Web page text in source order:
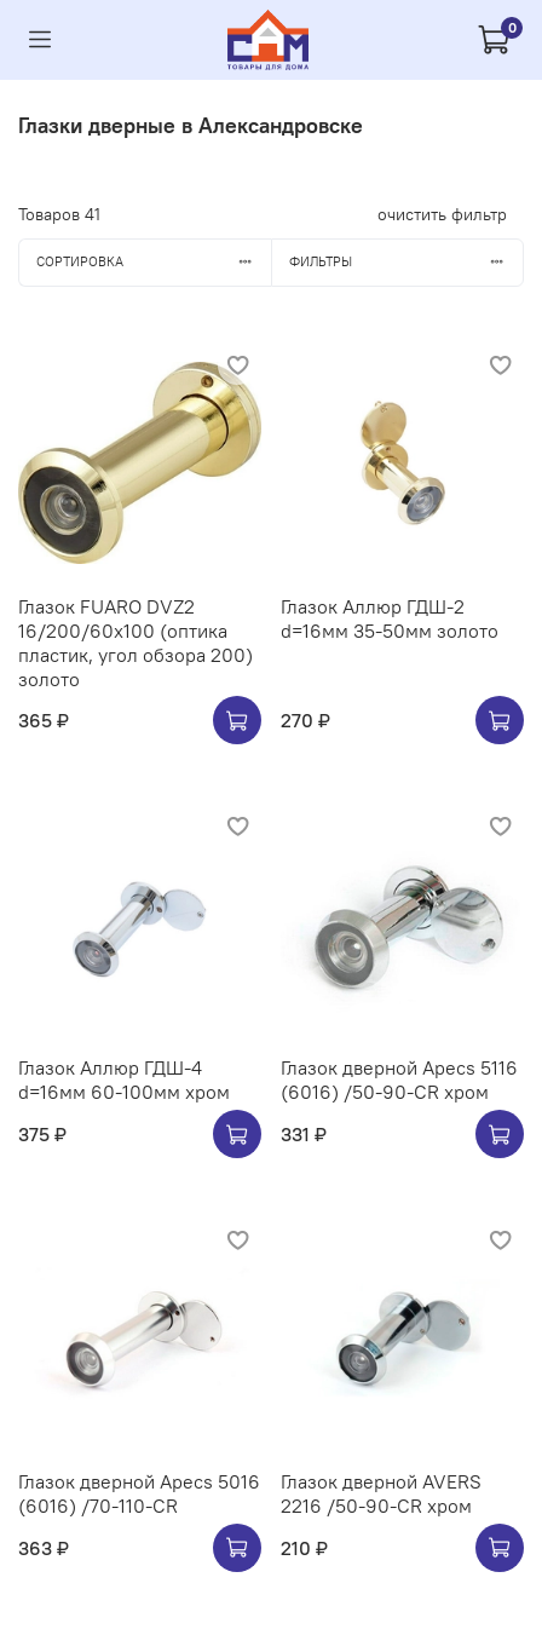
0
Глазки дверные в Александровске
Товаров 41 очистить фильтр
СОРТИРОВКА ФИЛЬТРЫ
Глазок FUARO DVZ2
16/200/60x100 (оптика
пластик, угол обзора 200)
золото
365 ₽
Глазок Аллюр ГДШ-2
d=16мм 35-50мм золото
270 ₽
Глазок Аллюр ГДШ-4
d=16мм 60-100мм хром
375 ₽
Глазок дверной Apecs 5116
(6016) /50-90-CR хром
331 ₽
Глазок дверной Apecs 5016
(6016) /70-110-CR
363 ₽
Глазок дверной AVERS
2216 /50-90-CR хром
210 ₽